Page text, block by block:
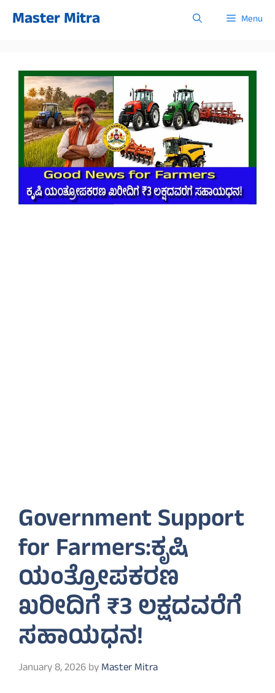
Master Mitra Menu
Government Support
for Farmers:ಕೃಷಿ
ಯಂತ್ರೋಪಕರಣ
ಖರೀದಿಗೆ ₹3 ಲಕ್ಷದವರೆಗೆ
ಸಹಾಯಧನ!
January 8, 2026byMaster Mitra